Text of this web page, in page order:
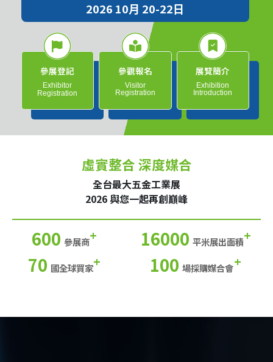
2026 10月 20-22日
參展登記
Exhibitor
Registration
參觀報名
Visitor
Registration
展覽簡介
Exhibition
Introduction
虛實整合 深度媒合
全台最大五金工業展
2026 與您一起再創巔峰
600 參展商+ 16000 平米展出面積+
70 國全球買家+ 100 場採購媒合會+